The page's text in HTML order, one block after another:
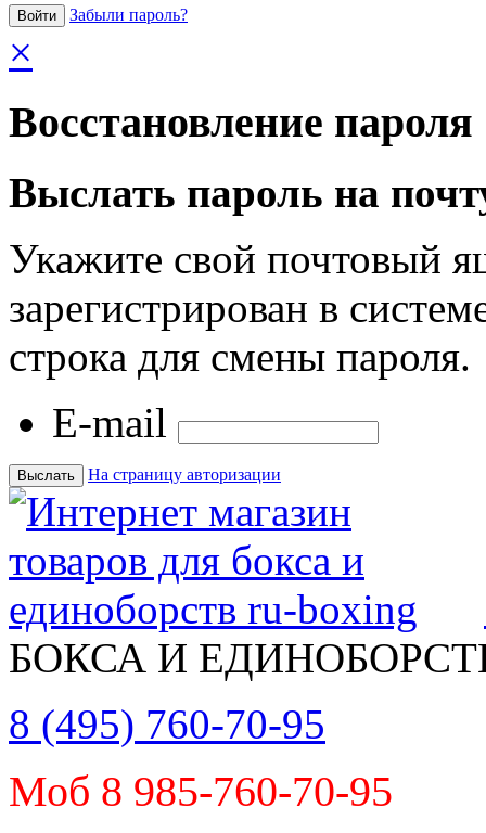
Забыли пароль?
×
Восстановление пароля
Выслать пароль на
Укажите свой почтовый
зарегистрирован в
строка для смены пароля.
E-mail
На страницу авторизации
БОКСА И
8 (495) 760-70-95
Моб 8 985-760-70-95